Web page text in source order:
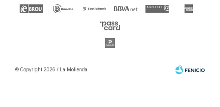
© Copyright 2026 / La Molienda